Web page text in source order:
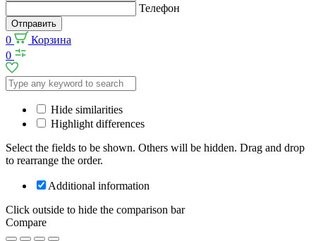
Телефон
Отправить
0
Корзина
0
Hide similarities
Highlight differences
Select the fields to be shown. Others will be hidden. Drag and drop
to rearrange the order.
Additional information
Click outside to hide the comparison bar
Compare